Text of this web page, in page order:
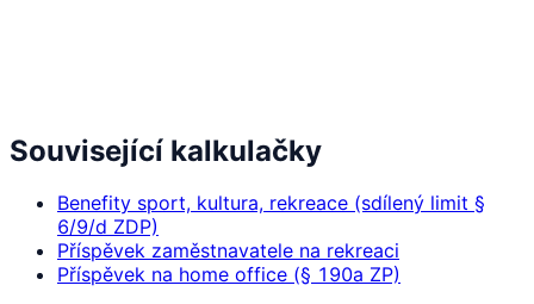
Související kalkulačky
Benefity sport, kultura, rekreace (sdílený limit §
6/9/d ZDP)
Příspěvek zaměstnavatele na rekreaci
Příspěvek na home office (§ 190a ZP)